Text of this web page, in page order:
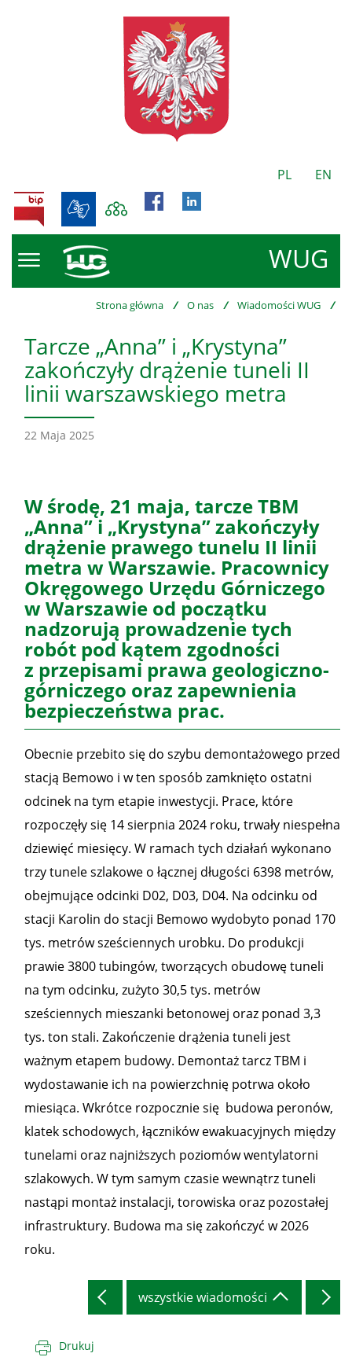
PL EN
WUG
BIP
Strona główna / O nas / Wiadomości WUG /
Tarcze „Anna” i „Krystyna”
zakończyły drążenie tuneli II
linii warszawskiego metra
22 Maja 2025
W środę, 21 maja, tarcze TBM
„Anna” i „Krystyna” zakończyły
drążenie prawego tunelu II linii
metra w Warszawie. Pracownicy
Okręgowego Urzędu Górniczego
w Warszawie od początku
nadzorują prowadzenie tych
robót pod kątem zgodności
z przepisami prawa geologiczno-
górniczego oraz zapewnienia
bezpieczeństwa prac.
Obecnie przebito się do szybu demontażowego przed
stacją Bemowo i w ten sposób zamknięto ostatni
odcinek na tym etapie inwestycji. Prace, które
rozpoczęły się 14 sierpnia 2024 roku, trwały niespełna
dziewięć miesięcy. W ramach tych działań wykonano
trzy tunele szlakowe o łącznej długości 6398 metrów,
obejmujące odcinki D02, D03, D04. Na odcinku od
stacji Karolin do stacji Bemowo wydobyto ponad 170
tys. metrów sześciennych urobku. Do produkcji
prawie 3800 tubingów, tworzących obudowę tuneli
na tym odcinku, zużyto 30,5 tys. metrów
sześciennych mieszanki betonowej oraz ponad 3,3
tys. ton stali. Zakończenie drążenia tuneli jest
ważnym etapem budowy. Demontaż tarcz TBM i
wydostawanie ich na powierzchnię potrwa około
miesiąca. Wkrótce rozpocznie się budowa peronów,
klatek schodowych, łączników ewakuacyjnych między
tunelami oraz najniższych poziomów wentylatorni
szlakowych. W tym samym czasie wewnątrz tuneli
nastąpi montaż instalacji, torowiska oraz pozostałej
infrastruktury. Budowa ma się zakończyć w 2026
roku.
wszystkie wiadomości
Drukuj